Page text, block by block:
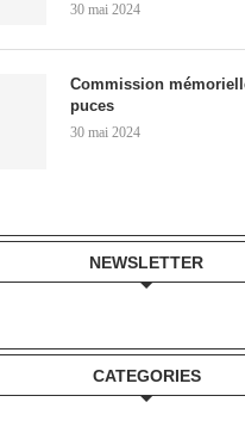
30 mai 2024
Commission
puces
30 mai 2024
NEWSLETTER
CATEGORIES